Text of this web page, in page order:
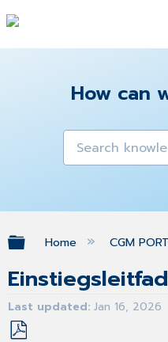
How can
Expand/
Home CGM
Last updated Jan 16, 2026